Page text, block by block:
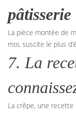
pâtisserie
La pièce montée de
moi, suscite le plus
7. La
La crêpe, une